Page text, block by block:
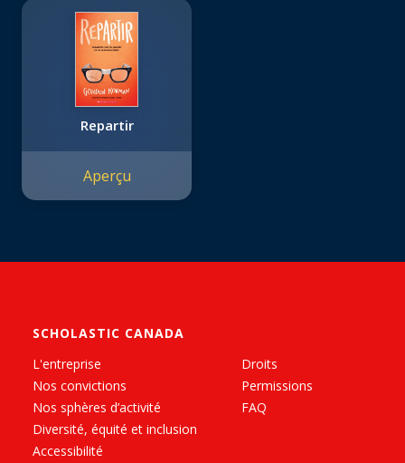
Repartir
Aperçu
SCHOLASTIC CANADA
L'entreprise
Nos convictions
Nos sphères d’activité
Diversité, équité et inclusion
Accessibilité
Droits
Permissions
FAQ